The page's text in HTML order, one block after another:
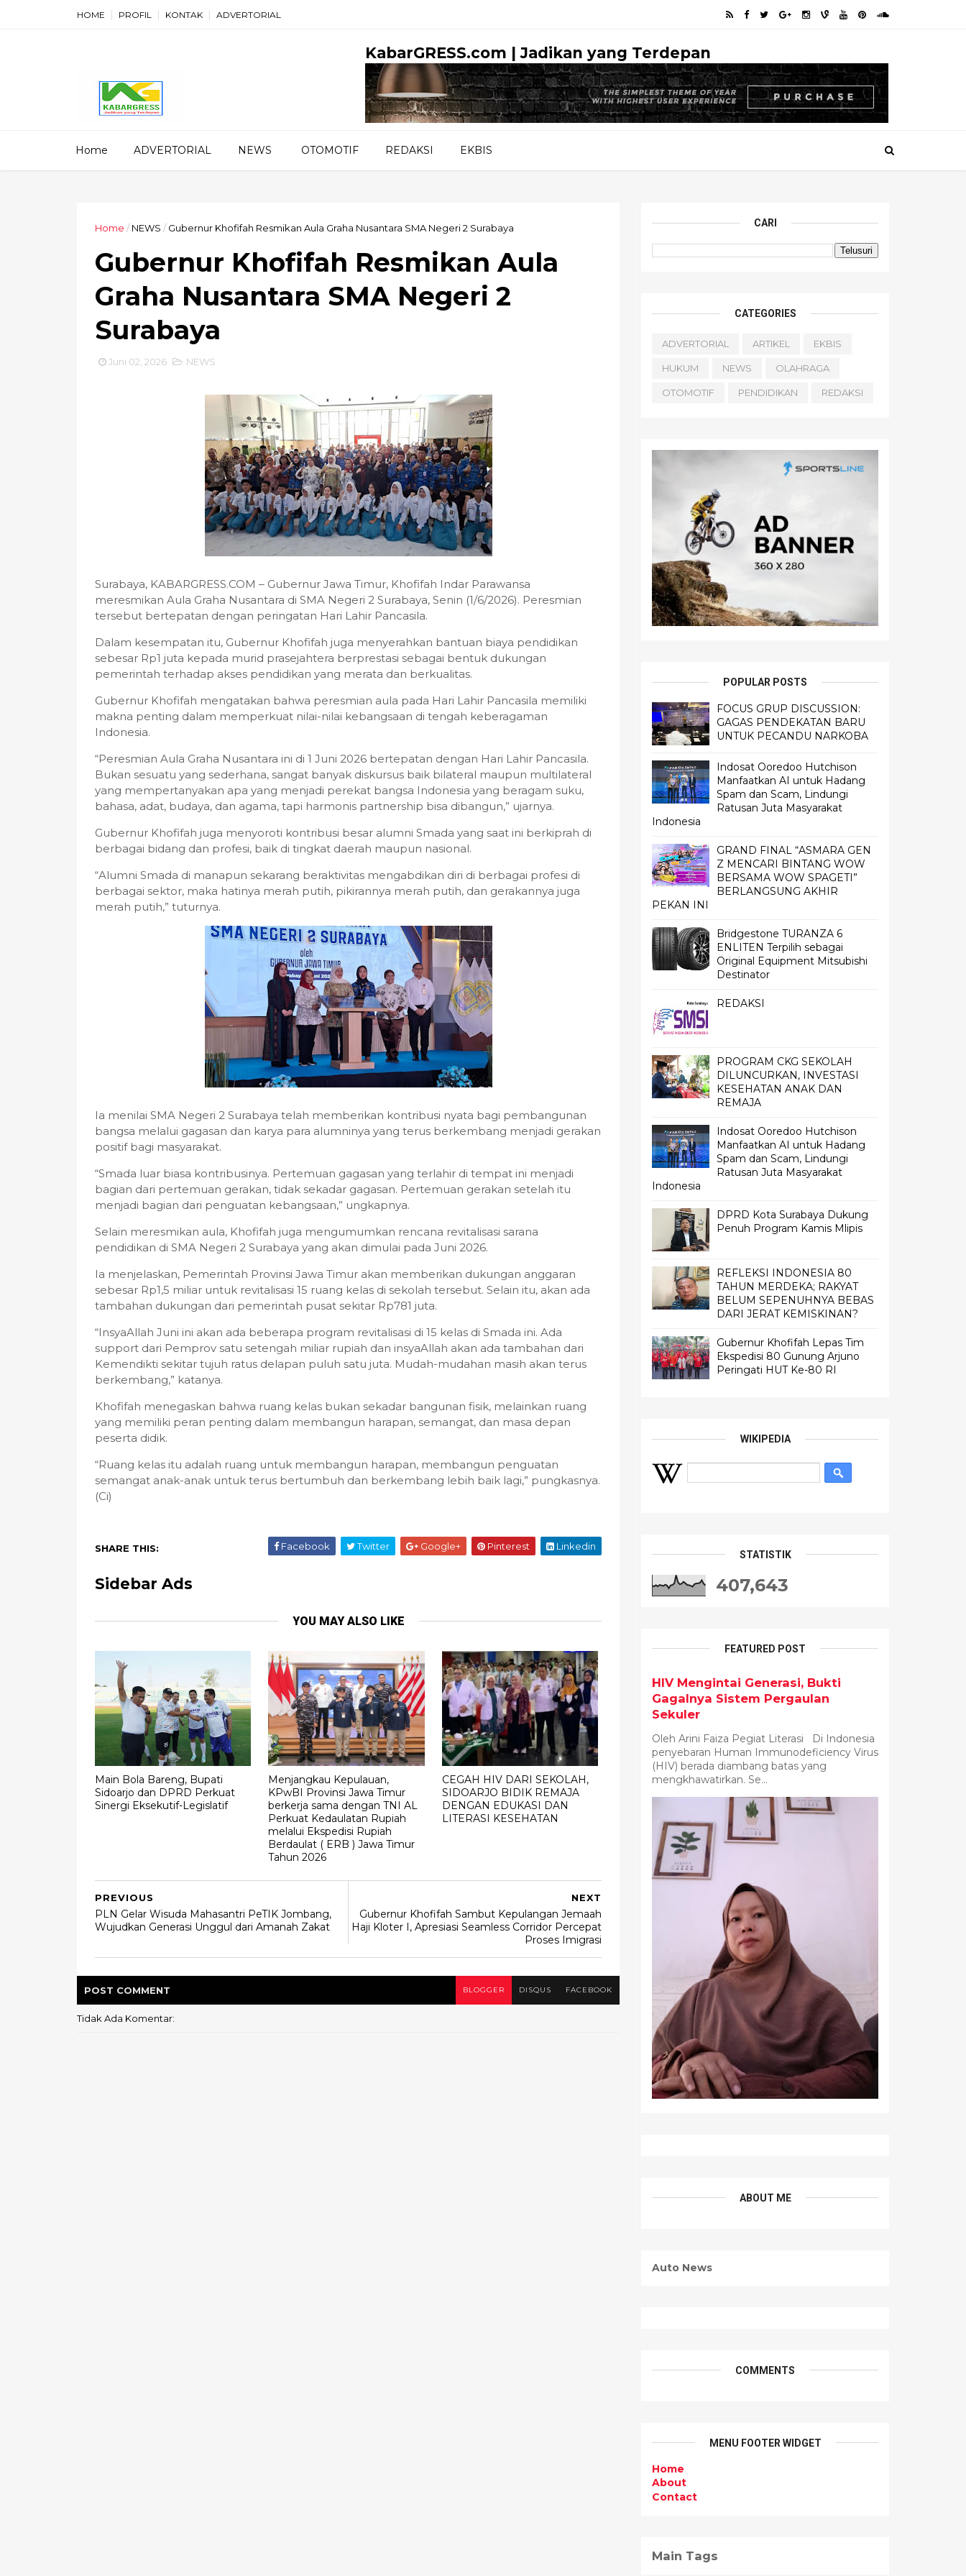
HOME PROFIL KONTAK ADVERTORIAL
KabarGRESS.com | Jadikan yang Terdepan
Home ADVERTORIAL NEWS OTOMOTIF REDAKSI EKBIS
Home / NEWS / Gubernur Khofifah Resmikan Aula Graha Nusantara SMA Negeri 2 Surabaya
Gubernur Khofifah Resmikan Aula
Graha Nusantara SMA Negeri 2
Surabaya
Juni 02, 2026 NEWS
Surabaya, KABARGRESS.COM – Gubernur Jawa Timur, Khofifah Indar Parawansa
meresmikan Aula Graha Nusantara di SMA Negeri 2 Surabaya, Senin (1/6/2026). Peresmian
tersebut bertepatan dengan peringatan Hari Lahir Pancasila.
Dalam kesempatan itu, Gubernur Khofifah juga menyerahkan bantuan biaya pendidikan
sebesar Rp1 juta kepada murid prasejahtera berprestasi sebagai bentuk dukungan
pemerintah terhadap akses pendidikan yang merata dan berkualitas.
Gubernur Khofifah mengatakan bahwa peresmian aula pada Hari Lahir Pancasila memiliki
makna penting dalam memperkuat nilai-nilai kebangsaan di tengah keberagaman
Indonesia.
“Peresmian Aula Graha Nusantara ini di 1 Juni 2026 bertepatan dengan Hari Lahir Pancasila.
Bukan sesuatu yang sederhana, sangat banyak diskursus baik bilateral maupun multilateral
yang mempertanyakan apa yang menjadi perekat bangsa Indonesia yang beragam suku,
bahasa, adat, budaya, dan agama, tapi harmonis partnership bisa dibangun,” ujarnya.
Gubernur Khofifah juga menyoroti kontribusi besar alumni Smada yang saat ini berkiprah di
berbagai bidang dan profesi, baik di tingkat daerah maupun nasional.
“Alumni Smada di manapun sekarang beraktivitas mengabdikan diri di berbagai profesi di
berbagai sektor, maka hatinya merah putih, pikirannya merah putih, dan gerakannya juga
merah putih,” tuturnya.
Ia menilai SMA Negeri 2 Surabaya telah memberikan kontribusi nyata bagi pembangunan
bangsa melalui gagasan dan karya para alumninya yang terus berkembang menjadi gerakan
positif bagi masyarakat.
“Smada luar biasa kontribusinya. Pertemuan gagasan yang terlahir di tempat ini menjadi
bagian dari pertemuan gerakan, tidak sekadar gagasan. Pertemuan gerakan setelah itu
menjadi bagian dari penguatan kebangsaan,” ungkapnya.
Selain meresmikan aula, Khofifah juga mengumumkan rencana revitalisasi sarana
pendidikan di SMA Negeri 2 Surabaya yang akan dimulai pada Juni 2026.
Ia menjelaskan, Pemerintah Provinsi Jawa Timur akan memberikan dukungan anggaran
sebesar Rp1,5 miliar untuk revitalisasi 15 ruang kelas di sekolah tersebut. Selain itu, akan ada
tambahan dukungan dari pemerintah pusat sekitar Rp781 juta.
“InsyaAllah Juni ini akan ada beberapa program revitalisasi di 15 kelas di Smada ini. Ada
support dari Pemprov satu setengah miliar rupiah dan insyaAllah akan ada tambahan dari
Kemendikti sekitar tujuh ratus delapan puluh satu juta. Mudah-mudahan masih akan terus
berkembang,” katanya.
Khofifah menegaskan bahwa ruang kelas bukan sekadar bangunan fisik, melainkan ruang
yang memiliki peran penting dalam membangun harapan, semangat, dan masa depan
peserta didik.
“Ruang kelas itu adalah ruang untuk membangun harapan, membangun penguatan
semangat anak-anak untuk terus bertumbuh dan berkembang lebih baik lagi,” pungkasnya.
(Ci)
SHARE THIS: Facebook Twitter Google+ Pinterest Linkedin
Sidebar Ads
YOU MAY ALSO LIKE
Main Bola Bareng, Bupati
Sidoarjo dan DPRD Perkuat
Sinergi Eksekutif-Legislatif
Menjangkau Kepulauan,
KPwBI Provinsi Jawa Timur
berkerja sama dengan TNI AL
Perkuat Kedaulatan Rupiah
melalui Ekspedisi Rupiah
Berdaulat ( ERB ) Jawa Timur
Tahun 2026
CEGAH HIV DARI SEKOLAH,
SIDOARJO BIDIK REMAJA
DENGAN EDUKASI DAN
LITERASI KESEHATAN
NEXT
Gubernur Khofifah Sambut Kepulangan Jemaah
Haji Kloter I, Apresiasi Seamless Corridor Percepat
Proses Imigrasi
PREVIOUS
PLN Gelar Wisuda Mahasantri PeTIK Jombang,
Wujudkan Generasi Unggul dari Amanah Zakat
POST COMMENT BLOGGER DISQUS FACEBOOK
Tidak Ada Komentar:
CARI
CATEGORIES
ADVERTORIAL ARTIKEL EKBIS
HUKUM NEWS OLAHRAGA
OTOMOTIF PENDIDIKAN REDAKSI
POPULAR POSTS
FOCUS GRUP DISCUSSION:
GAGAS PENDEKATAN BARU
UNTUK PECANDU NARKOBA
Indosat Ooredoo Hutchison
Manfaatkan AI untuk Hadang
Spam dan Scam, Lindungi
Ratusan Juta Masyarakat
Indonesia
GRAND FINAL “ASMARA GEN
Z MENCARI BINTANG WOW
BERSAMA WOW SPAGETI”
BERLANGSUNG AKHIR
PEKAN INI
Bridgestone TURANZA 6
ENLITEN Terpilih sebagai
Original Equipment Mitsubishi
Destinator
REDAKSI
PROGRAM CKG SEKOLAH
DILUNCURKAN, INVESTASI
KESEHATAN ANAK DAN
REMAJA
Indosat Ooredoo Hutchison
Manfaatkan AI untuk Hadang
Spam dan Scam, Lindungi
Ratusan Juta Masyarakat
Indonesia
DPRD Kota Surabaya Dukung
Penuh Program Kamis Mlipis
REFLEKSI INDONESIA 80
TAHUN MERDEKA; RAKYAT
BELUM SEPENUHNYA BEBAS
DARI JERAT KEMISKINAN?
Gubernur Khofifah Lepas Tim
Ekspedisi 80 Gunung Arjuno
Peringati HUT Ke-80 RI
WIKIPEDIA
STATISTIK
407,643
FEATURED POST
HIV Mengintai Generasi, Bukti
Gagalnya Sistem Pergaulan
Sekuler
Oleh Arini Faiza Pegiat Literasi Di Indonesia
penyebaran Human Immunodeficiency Virus
(HIV) berada diambang batas yang
mengkhawatirkan. Se...
ABOUT ME
Auto News
COMMENTS
MENU FOOTER WIDGET
Home
About
Contact
Main Tags